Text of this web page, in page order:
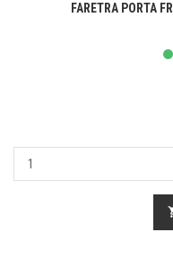
FARETRA PORTA